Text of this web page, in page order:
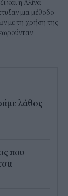
και η Αλίνα
μια μέθοδο
με τη χρήση της
λάθος
που